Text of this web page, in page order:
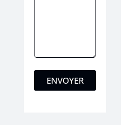
ENVOYER